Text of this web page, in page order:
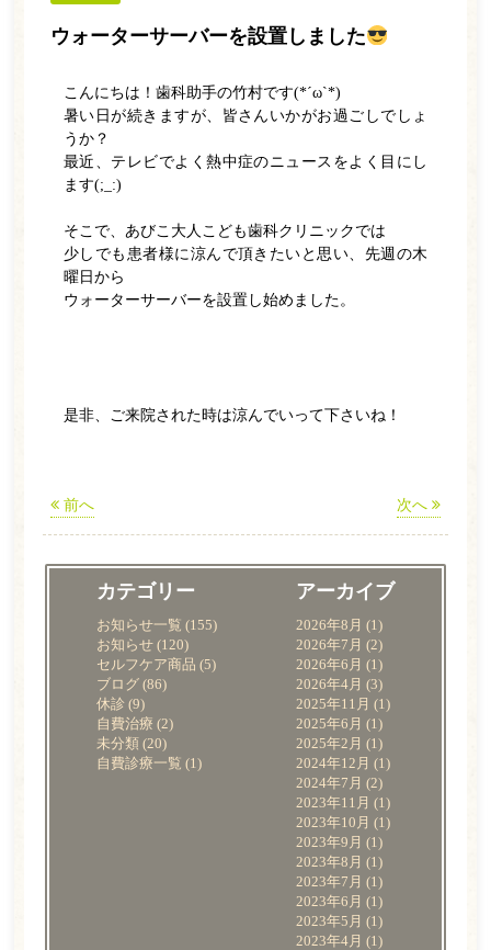
ウォーターサーバーを設置しました
こんにちは！歯科助手の竹村です(*´ω`*)
暑い日が続きますが、皆さんいかがお過ごしでしょ
うか？
最近、テレビでよく熱中症のニュースをよく目にし
ます(;_:)
そこで、あびこ大人こども歯科クリニックでは
少しでも患者様に涼んで頂きたいと思い、先週の木
曜日から
ウォーターサーバーを設置し始めました。
是非、ご来院された時は涼んでいって下さいね！
前へ 次へ
カテゴリー
お知らせ一覧 (155)
お知らせ (120)
セルフケア商品 (5)
ブログ (86)
休診 (9)
自費治療 (2)
未分類 (20)
自費診療一覧 (1)
アーカイブ
2026年8月 (1)
2026年7月 (2)
2026年6月 (1)
2026年4月 (3)
2025年11月 (1)
2025年6月 (1)
2025年2月 (1)
2024年12月 (1)
2024年7月 (2)
2023年11月 (1)
2023年10月 (1)
2023年9月 (1)
2023年8月 (1)
2023年7月 (1)
2023年6月 (1)
2023年5月 (1)
2023年4月 (1)
ホーム
一般歯科
予防歯科
診療の流れ
よくある質問
アクセス・診療時間
お知らせ一覧
WEB予約
電話をかける